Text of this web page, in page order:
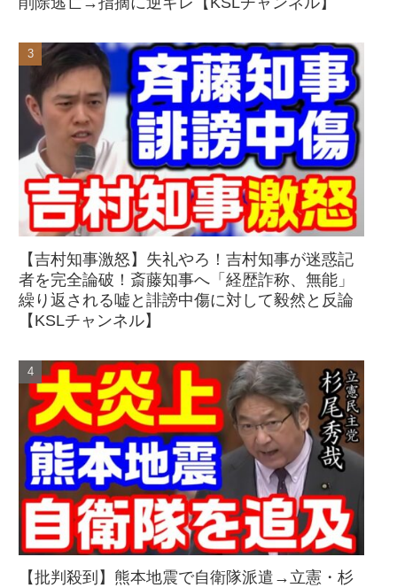
【吉村知事激怒】失礼やろ！吉村知事が迷惑記
者を完全論破！斎藤知事へ「経歴詐称、無能」
繰り返される嘘と誹謗中傷に対して毅然と反論
【KSLチャンネル】
【批判殺到】熊本地震で自衛隊派遣→立憲・杉